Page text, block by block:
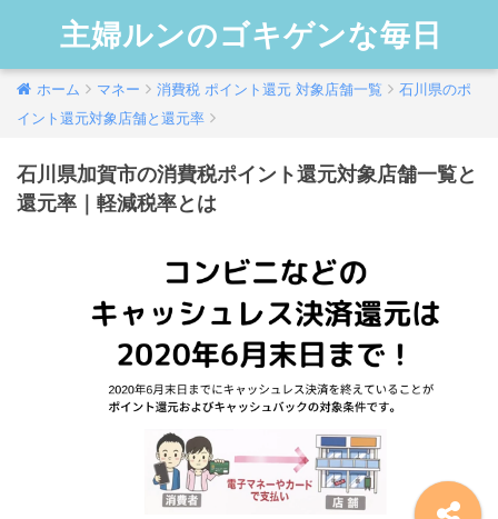
主婦ルンのゴキゲンな毎日
ホーム マネー 消費税 ポイント還元 対象店舗一覧
石川県のポ
イント還元対象店舗と還元率
石川県加賀市の消費税ポイント還元対象店舗一覧と
還元率｜軽減税率とは